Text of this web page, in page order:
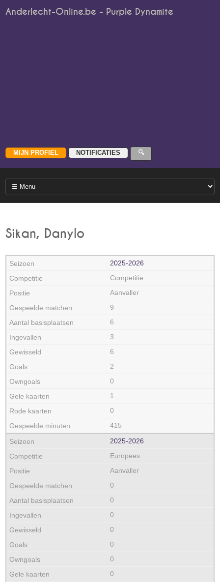
Anderlecht-Online.be - Purple Dynamite
Sikan, Danylo
2025‑2026
Competitie
Aanvaller
9
6
3
6
2
0
1
0
415
2025‑2026
Europees
Aanvaller
0
0
0
0
0
0
0